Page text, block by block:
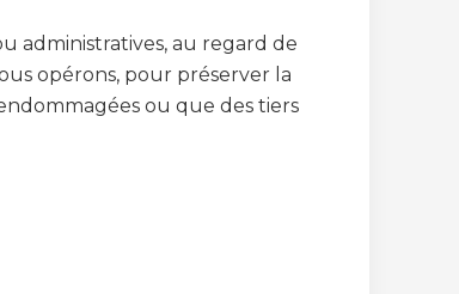
administratives, au regard de
opérons, pour préserver la
ou que des tiers